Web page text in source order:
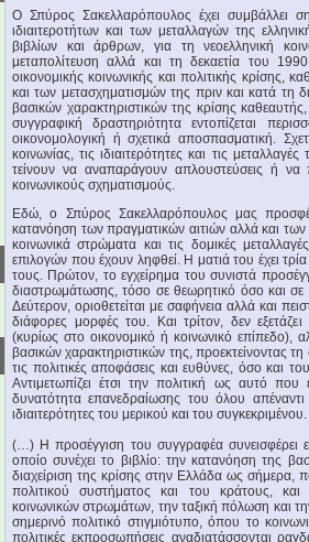
Ο Σπύρος Σακελλαρόπουλος έχει συμβάλλει
ιδιαιτεροτήτων και των μεταλλαγών της
βιβλίων και άρθρων, για τη νεοελληνική
μεταπολίτευση αλλά και τη δεκαετία του
οικονομικής κοινωνικής και πολιτικής κρίσης,
και των μετασχηματισμών της πριν και κατά τη
βασικών χαρακτηριστικών της κρίσης
συγγραφική δραστηριότητα εντοπίζεται
οικονομολογική ή σχετικά αποσπασματική.
κοινωνίας, τις ιδιαιτερότητες και τις
τείνουν να αναπαράγουν απλουστεύσεις ή
κοινωνικούς σχηματισμούς.
Εδώ, ο Σπύρος Σακελλαρόπουλος μας
κατανόηση των πραγματικών αιτιών αλλά και
κοινωνικά στρώματα και τις δομικές
επιλογών που έχουν ληφθεί. Η ματιά του έχει
τους. Πρώτον, το εγχείρημα του συνιστά
διαστρωμάτωσης, τόσο σε θεωρητικό όσο και σε
Δεύτερον, οριοθετείται με σαφήνεια αλλά και
διάφορες μορφές του. Και τρίτον, δεν
(κυρίως στο οικονομικό ή κοινωνικό επίπεδο),
βασικών χαρακτηριστικών της, προεκτείνοντας
τις πολιτικές αποφάσεις και ευθύνες, όσο και
Αντιμετωπίζει έτσι την πολιτική ως αυτό
δυνατότητα επανεδραίωσης του όλου
ιδιαιτερότητες του μερικού και του συγκεκριμένου.
(…) Η προσέγγιση του συγγραφέα συνεισφέρει
οποίο συνέχει το βιβλίο: την κατανόηση της
διαχείριση της κρίσης στην Ελλάδα ως σήμερα,
πολιτικού συστήματος και του κράτους, και
κοινωνικών στρωμάτων, την ταξική πόλωση και
σημερινό πολιτικό στιγμιότυπο, όπου το
πολιτικές εκπροσωπήσεις αναδιατάσσονται